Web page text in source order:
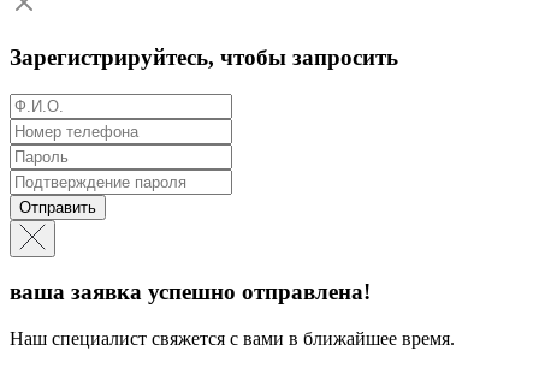
Зарегистрируйтесь, чтобы запросить
Отправить
ваша заявка успешно отправлена!
Наш специалист свяжется с вами в ближайшее время.